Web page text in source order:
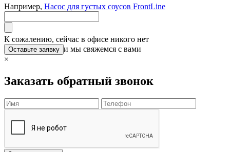
Например, Насос для густых соусов FrontLine
К сожалению, сейчас в офисе никого нет
Оставьте заявку и мы свяжемся с вами
×
Заказать обратный звонок